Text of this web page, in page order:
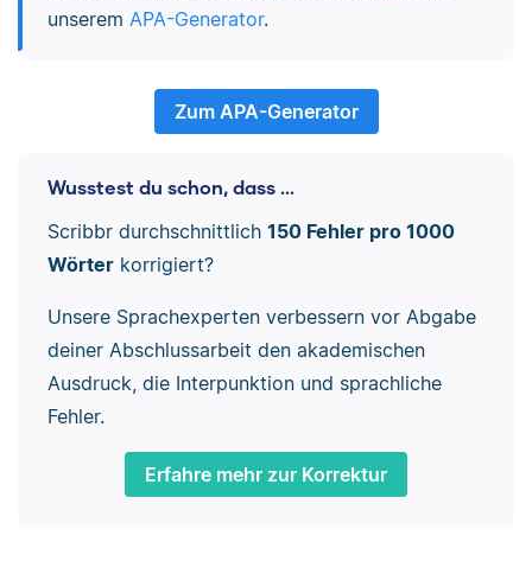
unserem APA-Generator.
Zum APA-Generator
Wusstest du schon, dass ...
Scribbr durchschnittlich 150 Fehler pro 1000
Wörterkorrigiert?
Unsere Sprachexperten verbessern vor Abgabe
deiner Abschlussarbeit den akademischen
Ausdruck, die Interpunktion und sprachliche
Fehler.
Erfahre mehr zur Korrektur